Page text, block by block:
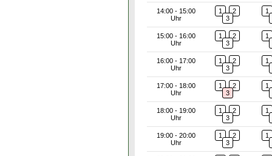
14:00 - 15:00
Uhr
1
2
3
1
15:00 - 16:00
Uhr
1
2
3
1
16:00 - 17:00
Uhr
1
2
3
1
17:00 - 18:00
Uhr
1
2
3
1
18:00 - 19:00
Uhr
1
2
3
1
19:00 - 20:00
Uhr
1
2
3
1